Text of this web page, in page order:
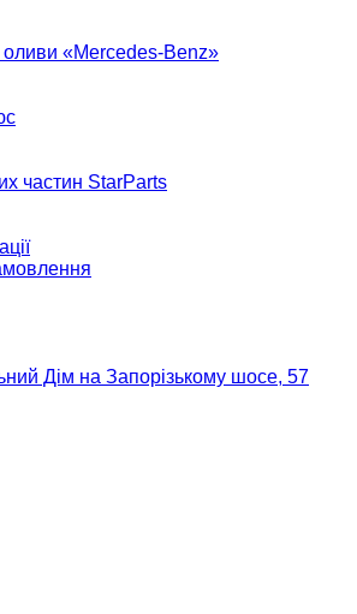
оливи «Mercedes-Benz»
частин StarParts
Дім на Запорізькому шосе, 57